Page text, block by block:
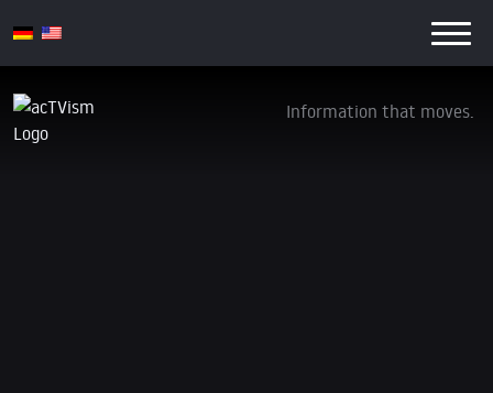
Information that moves.